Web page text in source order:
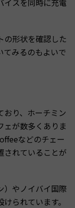
の形状を確認した
てみるのもよいで
おり、ホーチミン
ェが数多くありま
などのチェー
されていることが
）やノイバイ国際
られています。